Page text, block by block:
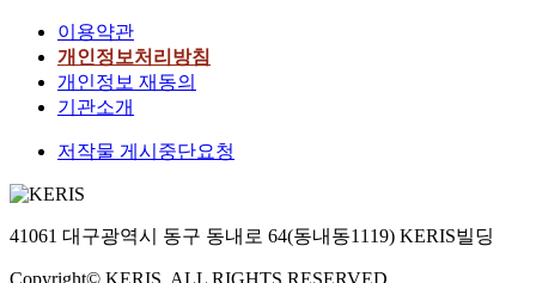
이용약관
개인정보처리방침
개인정보 재동의
기관소개
저작물 게시중단요청
41061 대구광역시 동구 동내로 64(동내동1119) KERIS빌딩